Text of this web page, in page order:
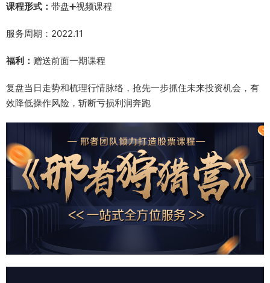
课程形式： 带盘➕视频课程
服务周期：2022.11
福利： 赠送前面一期课程
复盘当日走势和梳理行情脉络，抢先一步抓住未来投资机会，有
效降低操作风险，斩断亏损利润奔跑